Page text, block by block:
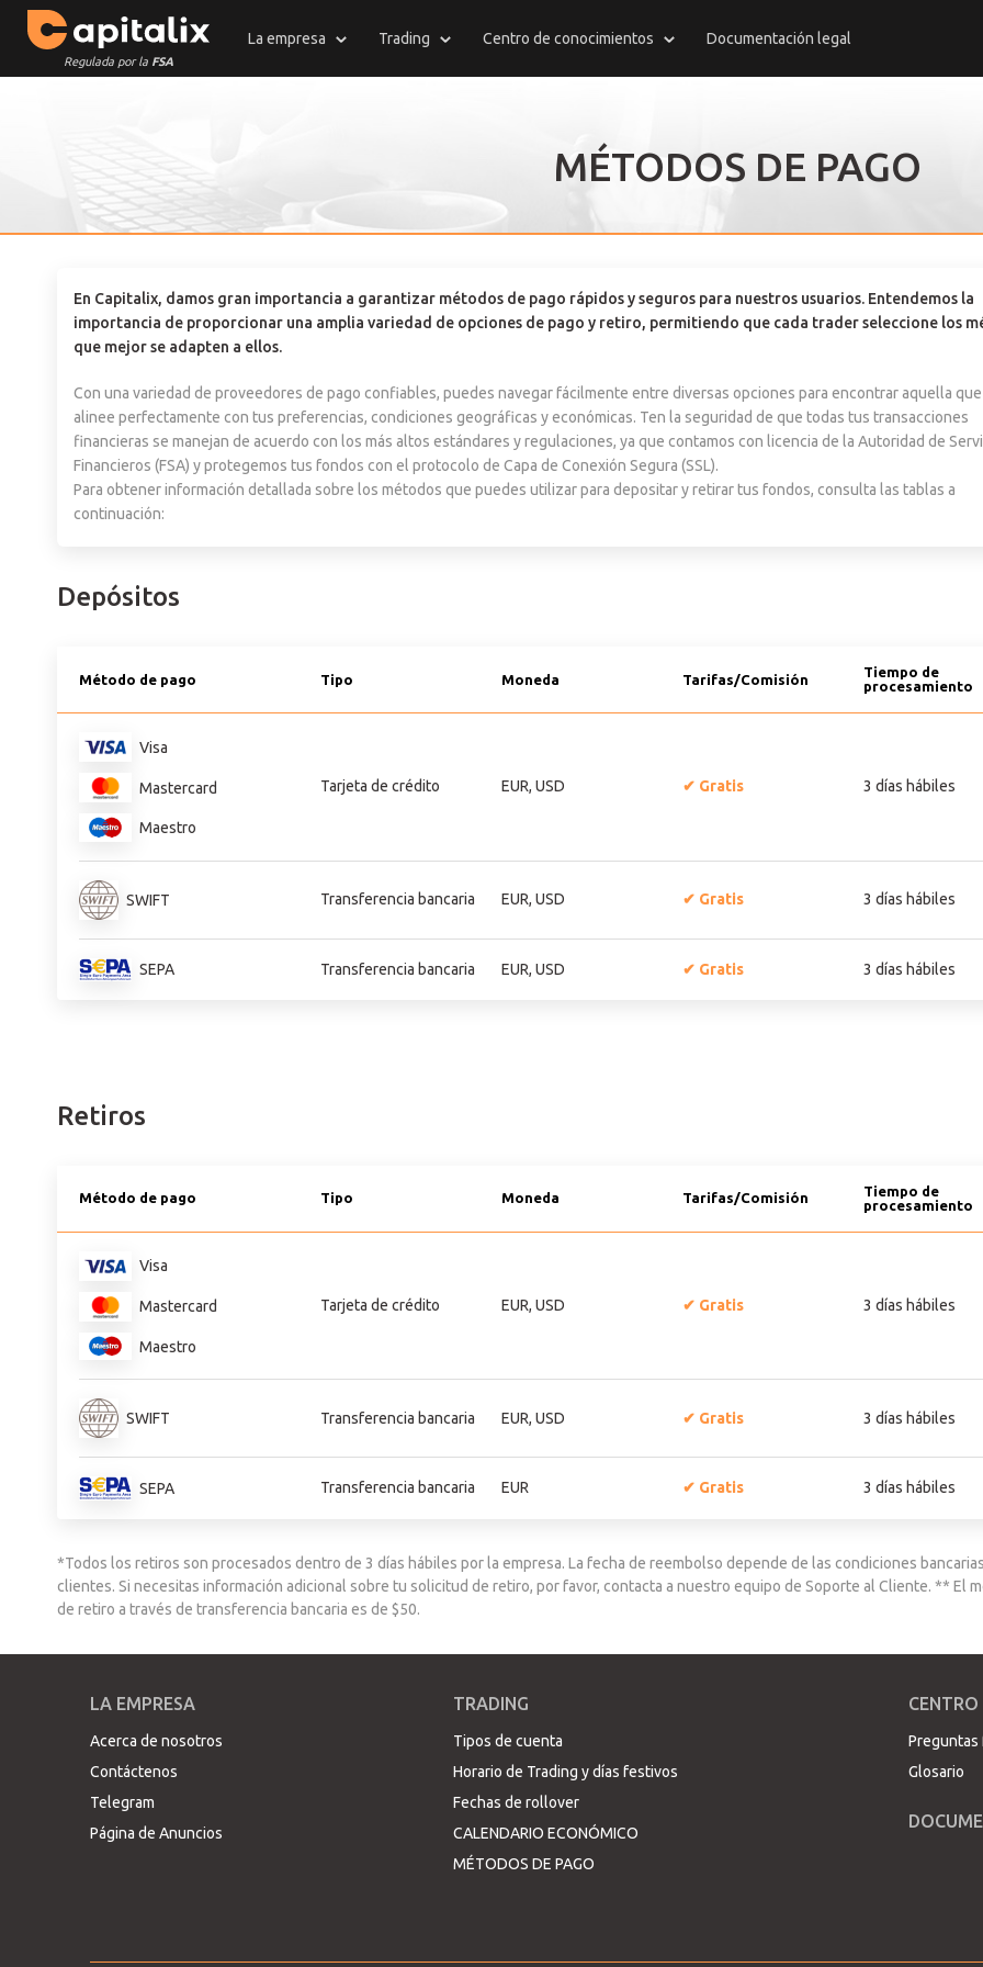
Regulada por la FSA
La empresa Trading Centro de conocimientos Documentación legal
MÉTODOS DE PAGO
En Capitalix, damos gran importancia a garantizar métodos de pago rápidos y seguros para nuestros usuarios. Entendemos la
importancia de proporcionar una amplia variedad de opciones de pago y retiro, permitiendo que cada trader seleccione los
que mejor se adapten a ellos.
Con una variedad de proveedores de pago confiables, puedes navegar fácilmente entre diversas opciones para encontrar aquella
alinee perfectamente con tus preferencias, condiciones geográficas y económicas. Ten la seguridad de que todas tus transacciones
financieras se manejan de acuerdo con los más altos estándares y regulaciones, ya que contamos con licencia de la Autoridad de
Financieros (FSA) y protegemos tus fondos con el protocolo de Capa de Conexión Segura (SSL).
Para obtener información detallada sobre los métodos que puedes utilizar para depositar y retirar tus fondos, consulta las tablas a
continuación:
Depósitos
Método de pago Tipo Moneda Tarifas/Comisión
Tiempo de
procesamiento
Visa
Mastercard
Maestro
Tarjeta de crédito EUR, USD Gratis 3 días hábiles
SWIFT Transferencia bancaria EUR, USD Gratis 3 días hábiles
SEPA Transferencia bancaria EUR, USD Gratis 3 días hábiles
Retiros
Método de pago Tipo Moneda Tarifas/Comisión
Tiempo de
procesamiento
Visa
Mastercard
Maestro
Tarjeta de crédito EUR, USD Gratis 3 días hábiles
SWIFT Transferencia bancaria EUR, USD Gratis 3 días hábiles
SEPA Transferencia bancaria EUR Gratis 3 días hábiles
*Todos los retiros son procesados dentro de 3 días hábiles por la empresa. La fecha de reembolso depende de las condiciones
clientes. Si necesitas información adicional sobre tu solicitud de retiro, por favor, contacta a nuestro equipo de Soporte al Cliente. ** El
de retiro a través de transferencia bancaria es de $50.
LA EMPRESA
Acerca de nosotros
Contáctenos
Telegram
Página de Anuncios
TRADING
Tipos de cuenta
Horario de Trading y días festivos
Fechas de rollover
CALENDARIO ECONÓMICO
MÉTODOS DE PAGO
Glosario